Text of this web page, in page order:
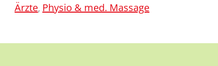
Ärzte, Physio & med. Massage